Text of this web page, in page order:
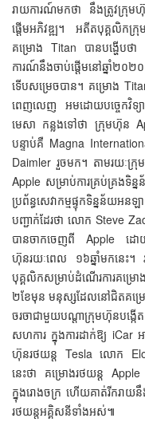
រាយការណ៍មកថា នឹងត្រូវក្រុម
ផ្ដើមអភិវឌ្ឍ។ អតីតបុគ្គលិកក្រុ
គម្រោង Titan បានបង្ហើបថា
ការណ៍នឹងចាប់ផ្ដើមនៅឆ្នាំ២០២
ទើបសម្រេចបាន។ គម្រោង
ពេញលេញ អមដោយបច្ចេកវិទ្យា
មេសា កន្លងទៅថា ក្រុមហ៊ុន
បន្ទាប់គឺ Magna
Daimler រួចមក។ តាមរយៈក្
Apple សម្រាប់ការគ្រប់គ្រងទិ
ប្រព័ន្ធសេវាកម្មផ្ទុកទិន្នន័យអ
បញ្ជាក់ដែរថា លោក Steve
បានចាកចេញពី Apple ដោយសា
ហ៊ុនរយៈពេល ១៦ឆ្នាំមកនេះ។
បុគ្គលិកសម្រាប់ដំណើរការគ
២ខែមុន មនុស្សដែលនៅជិតគម្រ
ចរចាជាមួយបណ្ដាក្រុមហ៊ុនបង្ក
សហការ ក្នុងការដាក់ឱ្យ iCar
ហ៊ុនរថយន្ត Tesla លោក
នេះថា គម្រោងរថយន្ត Apple
ក្នុងរោងចក្រ ហើយគាត់រីករាយ
រថយន្តអគ្គិសនីទាំងអស់៕